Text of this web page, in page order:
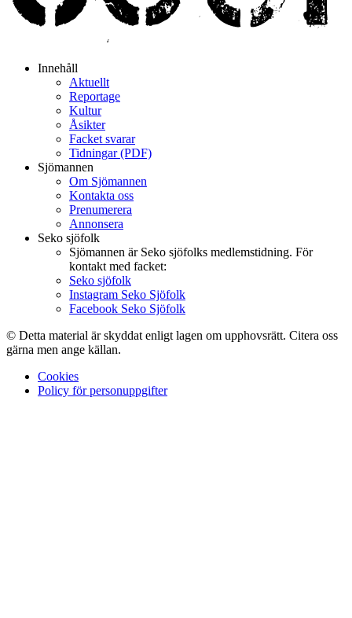
Innehåll
Aktuellt
Reportage
Kultur
Åsikter
Facket svarar
Tidningar (PDF)
Sjömannen
Om Sjömannen
Kontakta oss
Prenumerera
Annonsera
Seko sjöfolk
Sjömannen är Seko sjöfolks medlemstidning. För
kontakt med facket:
Seko sjöfolk
Instagram Seko Sjöfolk
Facebook Seko Sjöfolk
© Detta material är skyddat enligt lagen om upphovsrätt. Citera oss
gärna men ange källan.
Cookies
Policy för personuppgifter